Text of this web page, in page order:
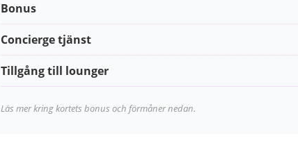
Bonus
Concierge tjänst
Tillgång till lounger
Läs mer kring kortets bonus och förmåner nedan.